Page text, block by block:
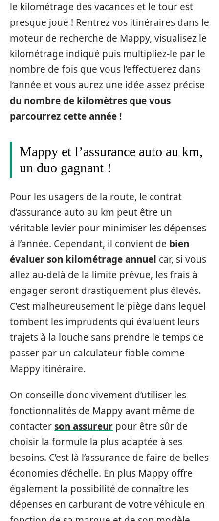
le kilométrage des vacances et le tour est
presque joué ! Rentrez vos itinéraires dans le
moteur de recherche de Mappy, visualisez le
kilométrage indiqué puis multipliez-le par le
nombre de fois que vous l’effectuerez dans
l’année et vous aurez une idée assez précise
du nombre de kilomètres que vous
parcourrez cette année !
Mappy et l’assurance auto au km,
un duo gagnant !
Pour les usagers de la route, le contrat
d’assurance auto au km peut être un
véritable levier pour minimiser les dépenses
à l’année. Cependant, il convient de bien
évaluer son kilométrage annuel car, si vous
allez au-delà de la limite prévue, les frais à
engager seront drastiquement plus élevés.
C’est malheureusement le piège dans lequel
tombent les imprudents qui évaluent leurs
trajets à la louche sans prendre le temps de
passer par un calculateur fiable comme
Mappy itinéraire.
On conseille donc vivement d’utiliser les
fonctionnalités de Mappy avant même de
contacterson assureur pour être sûr de
choisir la formule la plus adaptée à ses
besoins. C’est là l’assurance de faire de belles
économies d’échelle. En plus Mappy offre
également la possibilité de connaître les
dépenses en carburant de votre véhicule en